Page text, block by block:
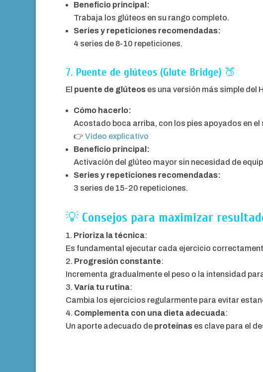
Beneficio principal:
Trabaja los glúteos en su rango completo.
Series y repeticiones recomendadas:
4 series de 8-10 repeticiones.
7. Puente de glúteos (Glute Bridge) 🍑
El puente de glúteos es una versión más simple del
Cómo hacerlo:
Acostado boca arriba, con los pies apoyados en
👉 Video explicativo
Beneficio principal:
Activación del glúteo mayor sin necesidad de
Series y repeticiones recomendadas:
3 series de 15-20 repeticiones.
💡 Consejos para maximizar
Prioriza la técnica:
Es fundamental ejecutar cada ejercicio
Progresión constante:
Incrementa gradualmente el peso o la intensidad
Varía tu rutina:
Cambia los ejercicios regularmente para evitar
Complementa con una dieta adecuada:
Un aporte adecuado de proteínas es clave para el